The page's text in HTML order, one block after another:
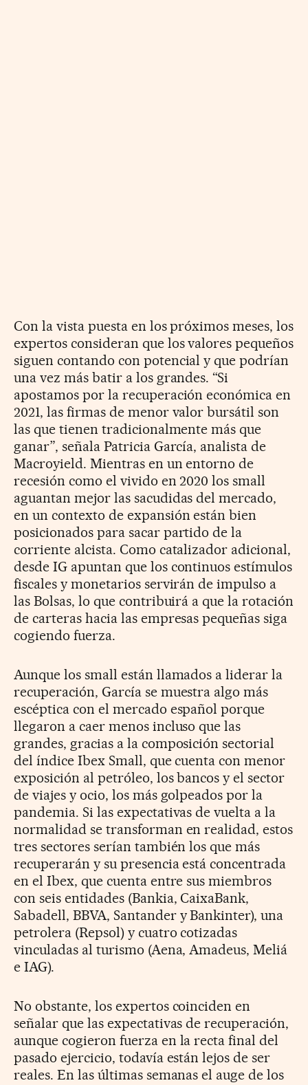
Con la vista puesta en los próximos meses, los
expertos consideran que los valores pequeños
siguen contando con potencial y que podrían
una vez más batir a los grandes. “Si
apostamos por la recuperación económica en
2021, las firmas de menor valor bursátil son
las que tienen tradicionalmente más que
ganar”, señala Patricia García, analista de
Macroyield. Mientras en un entorno de
recesión como el vivido en 2020 los small
aguantan mejor las sacudidas del mercado,
en un contexto de expansión están bien
posicionados para sacar partido de la
corriente alcista. Como catalizador adicional,
desde IG apuntan que los continuos estímulos
fiscales y monetarios servirán de impulso a
las Bolsas, lo que contribuirá a que la rotación
de carteras hacia las empresas pequeñas siga
cogiendo fuerza.
Aunque los small están llamados a liderar la
recuperación, García se muestra algo más
escéptica con el mercado español porque
llegaron a caer menos incluso que las
grandes, gracias a la composición sectorial
del índice Ibex Small, que cuenta con menor
exposición al petróleo, los bancos y el sector
de viajes y ocio, los más golpeados por la
pandemia. Si las expectativas de vuelta a la
normalidad se transforman en realidad, estos
tres sectores serían también los que más
recuperarán y su presencia está concentrada
en el Ibex, que cuenta entre sus miembros
con seis entidades (Bankia, CaixaBank,
Sabadell, BBVA, Santander y Bankinter), una
petrolera (Repsol) y cuatro cotizadas
vinculadas al turismo (Aena, Amadeus, Meliá
e IAG).
No obstante, los expertos coinciden en
señalar que las expectativas de recuperación,
aunque cogieron fuerza en la recta final del
pasado ejercicio, todavía están lejos de ser
reales. En las últimas semanas el auge de los